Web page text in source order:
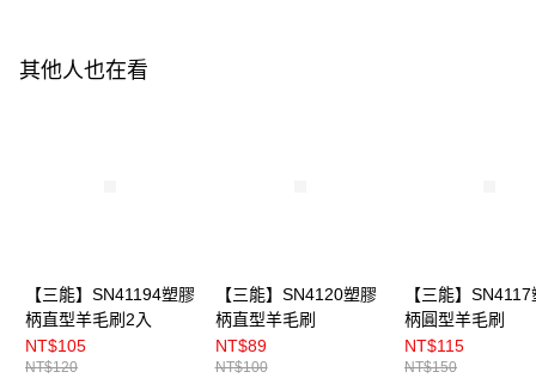
其他人也在看
【三能】SN41194塑膠
柄直型羊毛刷2入
NT$105
NT$120
【三能】SN4120塑膠
柄直型羊毛刷
NT$89
NT$100
【三能】
柄圓型羊毛刷
NT$115
NT$150